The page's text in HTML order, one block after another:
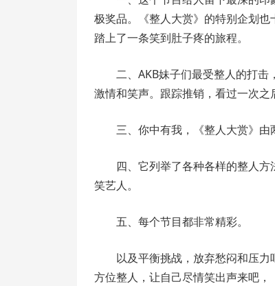
极奖品。《整人大赏》的特别企划
踏上了一条笑到肚子疼的旅程。
二、AKB妹子们最受整人的打
激情和笑声。跟踪推销，看过一次之
三、你中有我，《整人大赏》由
四、它列举了各种各样的整人
笑艺人。
五、每个节目都非常精彩。
以及平衡挑战，放弃愁闷和压
方位整人，让自己尽情笑出声来吧，